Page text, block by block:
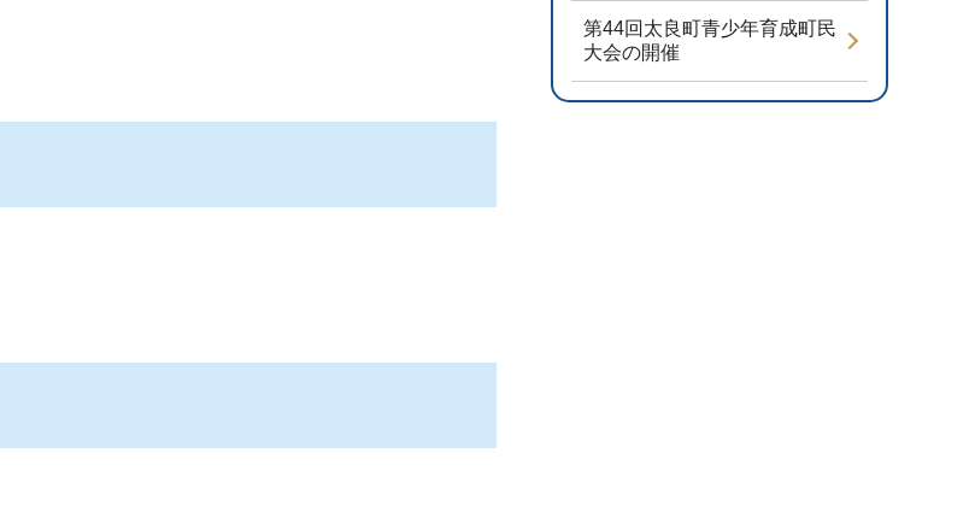
第44回太良町青少年育成町民
大会の開催